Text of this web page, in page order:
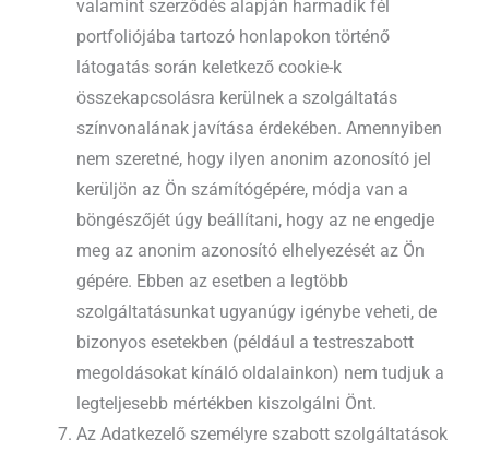
valamint szerződés alapján harmadik fél
portfoliójába tartozó honlapokon történő
látogatás során keletkező cookie-k
összekapcsolásra kerülnek a szolgáltatás
színvonalának javítása érdekében. Amennyiben
nem szeretné, hogy ilyen anonim azonosító jel
kerüljön az Ön számítógépére, módja van a
böngészőjét úgy beállítani, hogy az ne engedje
meg az anonim azonosító elhelyezését az Ön
gépére. Ebben az esetben a legtöbb
szolgáltatásunkat ugyanúgy igénybe veheti, de
bizonyos esetekben (például a testreszabott
megoldásokat kínáló oldalainkon) nem tudjuk a
legteljesebb mértékben kiszolgálni Önt.
Az Adatkezelő személyre szabott szolgáltatások